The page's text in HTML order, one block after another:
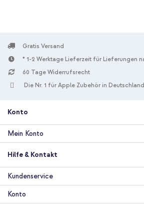
Gratis Versand
* 1-2 Werktage Lieferzeit für Lieferungen
60 Tage Widerrufsrecht
Die Nr. 1 für Apple Zubehör in
Konto
Mein Konto
Hilfe & Kontakt
Kundenservice
Konto